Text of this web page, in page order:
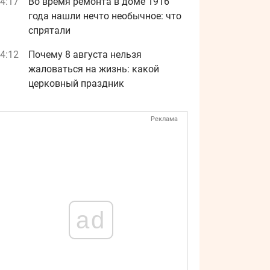
года нашли нечто необычное: что
спрятали
Почему 8 августа нельзя
жаловаться на жизнь: какой
церковный праздник
Реклама
ad